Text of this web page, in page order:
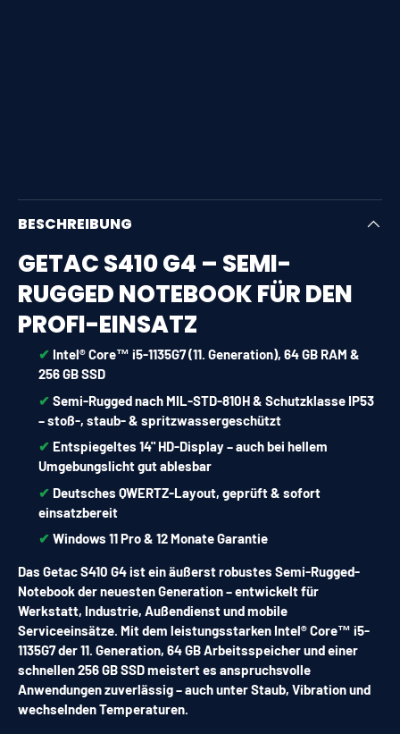
BESCHREIBUNG
GETAC S410 G4 – SEMI-
RUGGED NOTEBOOK FÜR DEN
PROFI-EINSATZ
✔︎ Intel® Core™ i5-1135G7 (11. Generation), 64 GB RAM &
256 GB SSD
✔︎ Semi-Rugged nach MIL-STD-810H & Schutzklasse IP53
– stoß-, staub- & spritzwassergeschützt
✔︎ Entspiegeltes 14" HD-Display – auch bei hellem
Umgebungslicht gut ablesbar
✔︎ Deutsches QWERTZ-Layout, geprüft & sofort
einsatzbereit
✔︎ Windows 11 Pro & 12 Monate Garantie
Das Getac S410 G4 ist ein äußerst robustes Semi-Rugged-
Notebook der neuesten Generation – entwickelt für
Werkstatt, Industrie, Außendienst und mobile
Serviceeinsätze. Mit dem leistungsstarken Intel® Core™ i5-
1135G7 der 11. Generation, 64 GB Arbeitsspeicher und einer
schnellen 256 GB SSD meistert es anspruchsvolle
Anwendungen zuverlässig – auch unter Staub, Vibration und
wechselnden Temperaturen.